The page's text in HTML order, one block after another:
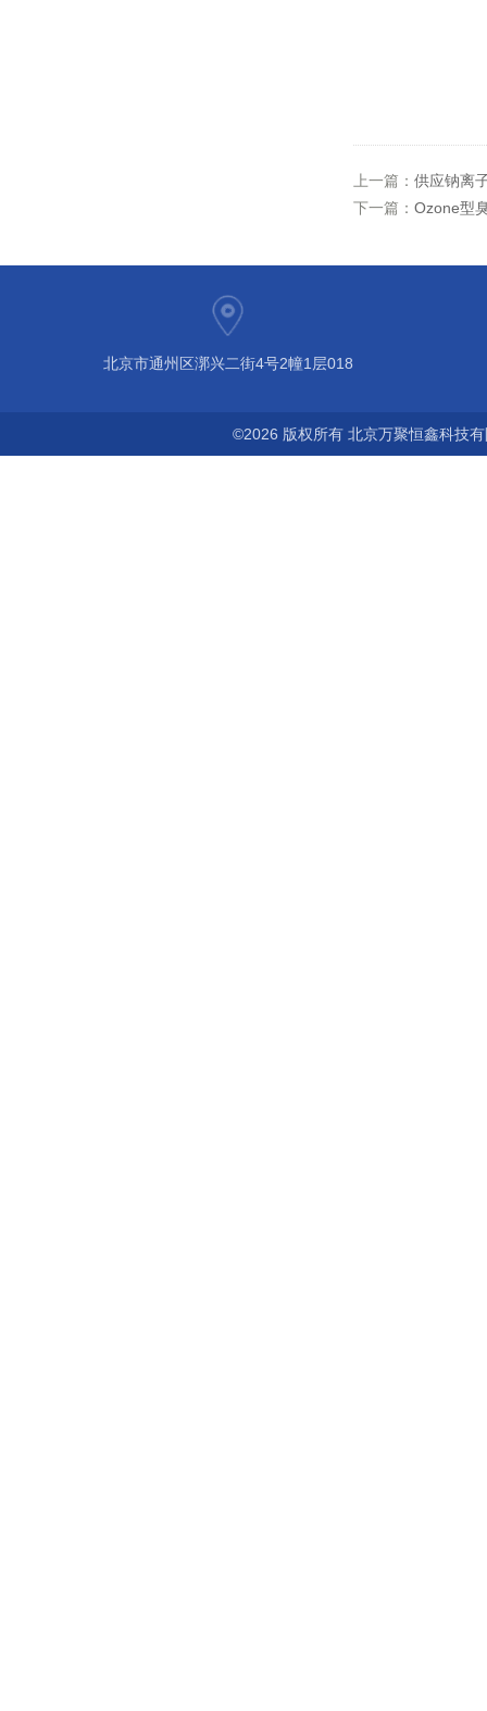
上一篇： 供应钠离
下一篇： Ozone型
北京市通州区漷兴二街4号2幢1层018
©2026 版权所有 北京万聚恒鑫科技